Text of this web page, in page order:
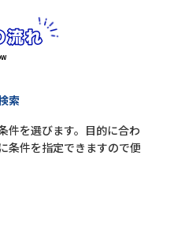
索
件を選びます。目的に合わ
条件を指定できますので便